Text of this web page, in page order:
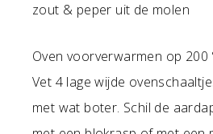
zout & peper uit de molen
Oven voorverwarmen op 200
Vet 4 lage wijde
met wat boter. Schil de